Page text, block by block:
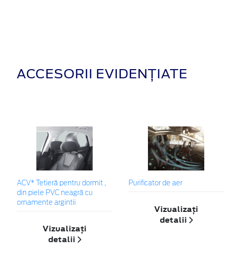
ACCESORII EVIDENȚIATE
ACV* Tetieră pentru dormit ,
din piele PVC neagră cu
ornamente argintii
Vizualizați
detalii
Purificator de aer
Vizualizați
detalii